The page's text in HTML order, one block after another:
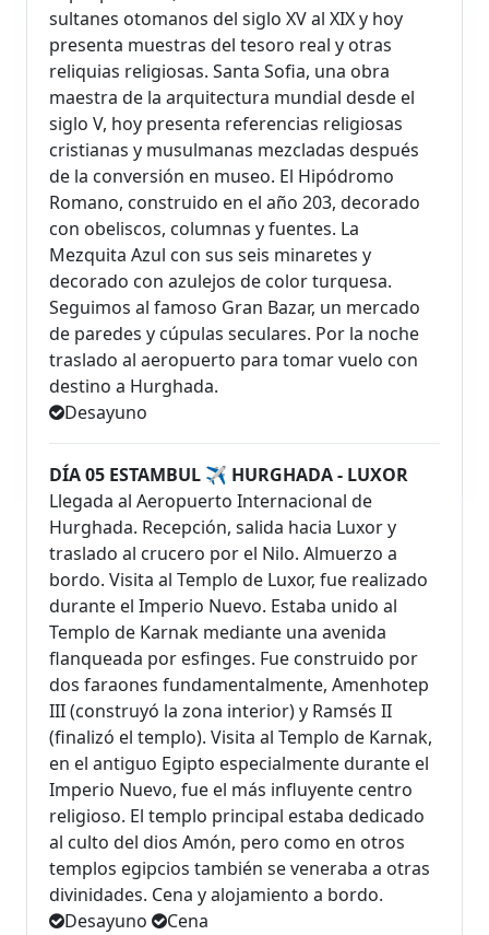
sultanes otomanos del siglo XV al XIX y hoy
presenta muestras del tesoro real y otras
reliquias religiosas. Santa Sofia, una obra
maestra de la arquitectura mundial desde el
siglo V, hoy presenta referencias religiosas
cristianas y musulmanas mezcladas después
de la conversión en museo. El Hipódromo
Romano, construido en el año 203, decorado
con obeliscos, columnas y fuentes. La
Mezquita Azul con sus seis minaretes y
decorado con azulejos de color turquesa.
Seguimos al famoso Gran Bazar, un mercado
de paredes y cúpulas seculares. Por la noche
traslado al aeropuerto para tomar vuelo con
destino a Hurghada.
Desayuno
DÍA 05 ESTAMBUL ✈ HURGHADA - LUXOR
Llegada al Aeropuerto Internacional de
Hurghada. Recepción, salida hacia Luxor y
traslado al crucero por el Nilo. Almuerzo a
bordo. Visita al Templo de Luxor, fue realizado
durante el Imperio Nuevo. Estaba unido al
Templo de Karnak mediante una avenida
flanqueada por esfinges. Fue construido por
dos faraones fundamentalmente, Amenhotep
III (construyó la zona interior) y Ramsés II
(finalizó el templo). Visita al Templo de Karnak,
en el antiguo Egipto especialmente durante el
Imperio Nuevo, fue el más influyente centro
religioso. El templo principal estaba dedicado
al culto del dios Amón, pero como en otros
templos egipcios también se veneraba a otras
divinidades. Cena y alojamiento a bordo.
Desayuno
Cena